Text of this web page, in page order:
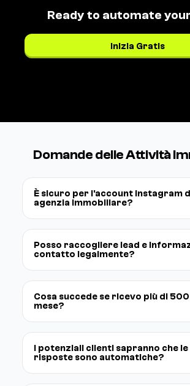
Ready to automate
Inizia Gratis
Domande delle Attività
È sicuro per l'account Instagram
agenzia immobiliare?
Posso raccogliere lead e
contatto legalmente?
Cosa succede se ricevo più di 500
mese?
I potenziali clienti sapranno che le
risposte sono automatiche?